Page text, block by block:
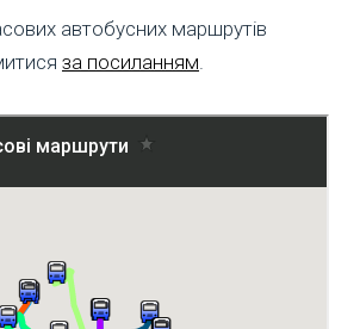
автобусних маршрутів
за посиланням